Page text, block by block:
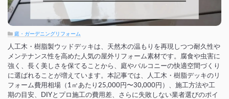
庭・ガーデニングリフォーム
人工木・樹脂製ウッドデッキは、天然木の温もりを再現しつつ耐久性や
メンテナンス性を高めた人気の屋外リフォーム素材です。腐食や虫害に
強く、長く美しさを保てることから、庭やバルコニーの快適空間づくり
に選ばれることが増えています。本記事では、人工木・樹脂デッキのリ
フォーム費用相場（1㎡あたり25,000円〜30,000円）、施工方法や工
期の目安、DIYとプロ施工の費用差、さらに失敗しない業者選びのポイ